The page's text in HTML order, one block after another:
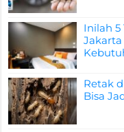
Inilah 5
Jakarta
Retak
Bisa